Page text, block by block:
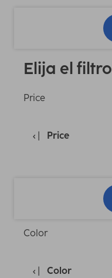
Elija el filtro
Price
Price
Color
Color